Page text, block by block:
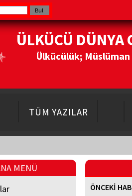
ÜLKÜCÜ DÜNYA
Ülkücülük;
TÜM YAZILAR
MENÜ
ÖNCEKİ